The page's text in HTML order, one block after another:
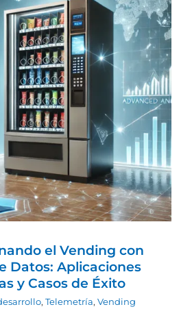
el Vending con
Datos: Aplicaciones
y Casos de Éxito
Telemetría Vending
el Vending con
Datos: Aplicaciones
y Casos de Éxito
, Telemetría, Vending